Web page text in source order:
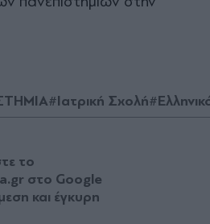
#Ιατρική Σχολή
το
στο Google
και έγκυρη